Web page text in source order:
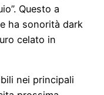
Questo a
ha sonorità dark
celato in
nei principali